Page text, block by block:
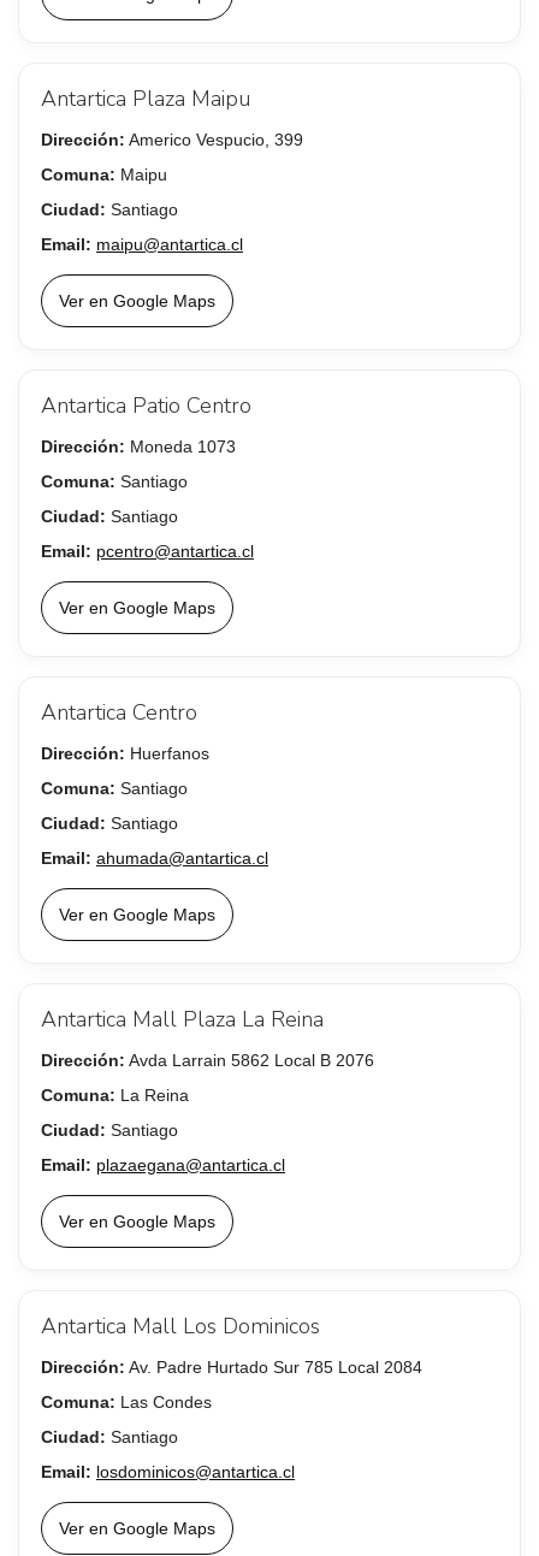
Antartica Plaza Maipu
Dirección: Americo Vespucio, 399
Comuna: Maipu
Ciudad: Santiago
Email: maipu@antartica.cl
Ver en Google Maps
Antartica Patio Centro
Dirección: Moneda 1073
Comuna: Santiago
Ciudad: Santiago
Email: pcentro@antartica.cl
Ver en Google Maps
Antartica Centro
Dirección: Huerfanos
Comuna: Santiago
Ciudad: Santiago
Email: ahumada@antartica.cl
Ver en Google Maps
Antartica Mall Plaza La Reina
Dirección: Avda Larrain 5862 Local B 2076
Comuna: La Reina
Ciudad: Santiago
Email: plazaegana@antartica.cl
Ver en Google Maps
Antartica Mall Los Dominicos
Dirección: Av. Padre Hurtado Sur 785 Local 2084
Comuna: Las Condes
Ciudad: Santiago
Email: losdominicos@antartica.cl
Ver en Google Maps